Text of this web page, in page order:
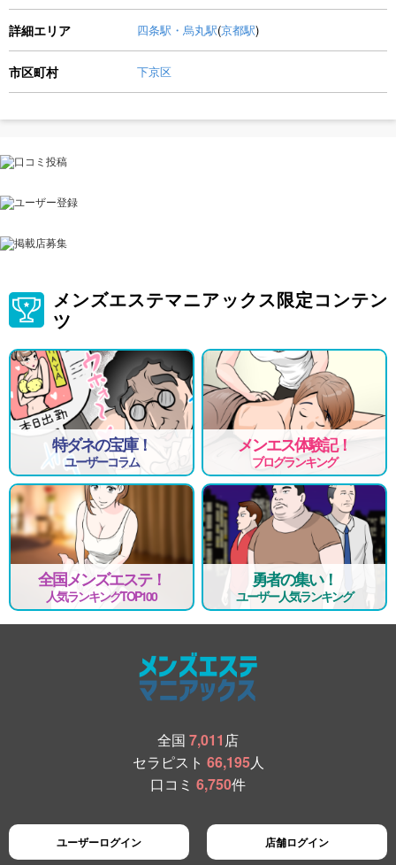
詳細エリア 四条駅・烏丸駅(京都駅)
市区町村 下京区
メンズエステマニアックス限定コンテン
ツ
特ダネの宝庫！
ユーザーコラム
メンエス体験記！
ブログランキング
全国メンズエステ！
人気ランキングTOP100
勇者の集い！
ユーザー人気ランキング
全国 7,011 店
セラピスト 66,195人
口コミ 6,750件
ユーザーログイン 店舗ログイン